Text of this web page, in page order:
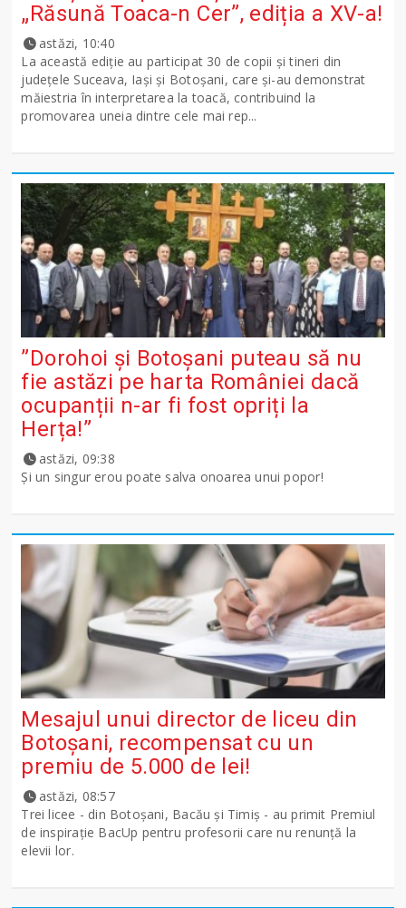
„Răsună Toaca-n Cer”, ediția a XV-a!
astăzi, 10:40
La această ediție au participat 30 de copii și tineri din
județele Suceava, Iași și Botoșani, care și-au demonstrat
măiestria în interpretarea la toacă, contribuind la
promovarea uneia dintre cele mai rep...
”Dorohoi și Botoșani puteau să nu
fie astăzi pe harta României dacă
ocupanții n-ar fi fost opriți la
Herța!”
astăzi, 09:38
Și un singur erou poate salva onoarea unui popor!
Mesajul unui director de liceu din
Botoșani, recompensat cu un
premiu de 5.000 de lei!
astăzi, 08:57
Trei licee - din Botoșani, Bacău și Timiș - au primit Premiul
de inspirație BacUp pentru profesorii care nu renunță la
elevii lor.